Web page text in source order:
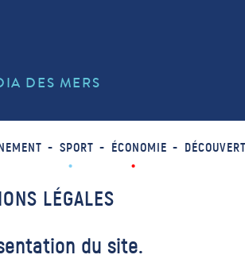
DES MERS
SPORT ÉCONOMIE
LÉGALES
du site.